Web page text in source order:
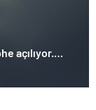
açılıyor.